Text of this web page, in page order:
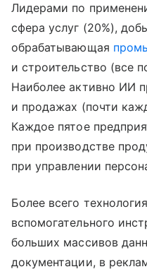
Лидерами по
сфера услуг (20%),
обрабатывающая
и строительство (все
Наиболее активно ИИ
и продажах (почти
Каждое пятое
при производстве
при управлении
Более всего
вспомогательного
больших массивов
документации, в